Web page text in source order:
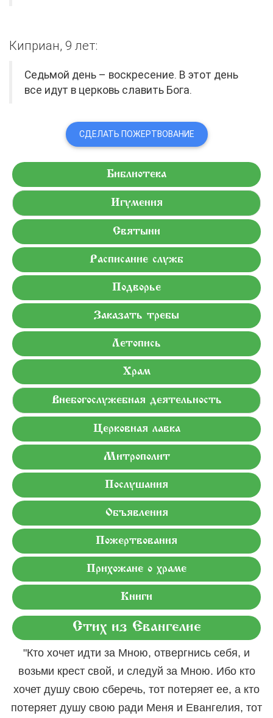
Киприан, 9 лет:
Седьмой день – воскресение. В этот день
все идут в церковь славить Бога.
СДЕЛАТЬ ПОЖЕРТВОВАНИЕ
Библиотека
Игумения
Святыни
Расписание служб
Подворье
Заказать требы
Летопись
Храм
Внебогослужебная деятельность
Церковная лавка
Митрополит
Послушания
Объявления
Пожертвования
Прихожане о храме
Книги
Стих из Евангелие
"Кто хочет идти за Мною, отвергнись себя, и
возьми крест свой, и следуй за Мною. Ибо кто
хочет душу свою сберечь, тот потеряет ее, а кто
потеряет душу свою ради Меня и Евангелия, тот